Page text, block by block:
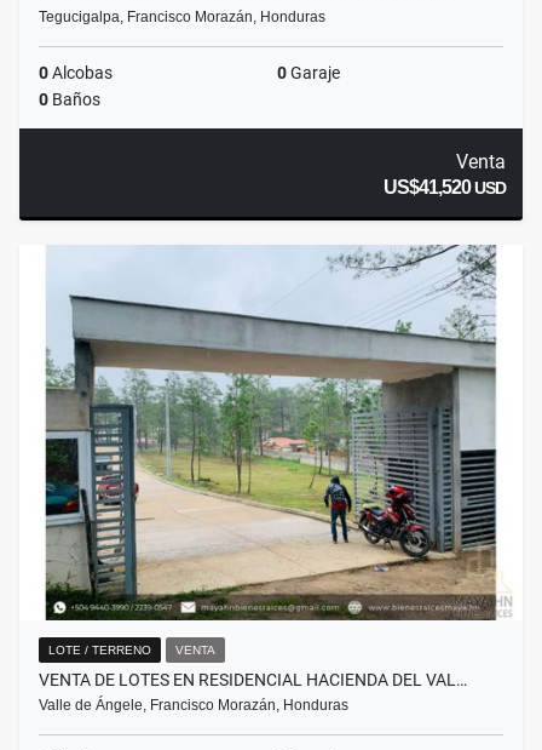
Tegucigalpa, Francisco Morazán, Honduras
0Alcobas 0Garaje
0 Baños
Venta
US$41,520USD
LOTE / TERRENO VENTA
VENTA DE LOTES EN RESIDENCIAL HACIENDA DEL VAL…
Valle de Ángele, Francisco Morazán, Honduras